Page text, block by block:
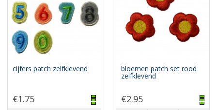
cijfers patch zelfklevend
€1.75
bloemen patch set rood
zelfklevend
€2.95